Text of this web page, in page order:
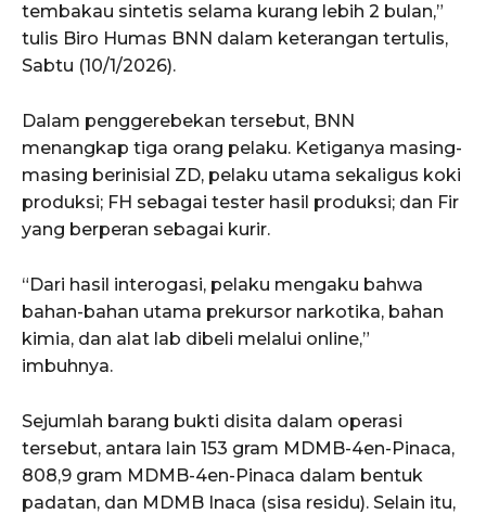
tembakau sintetis selama kurang lebih 2 bulan,”
tulis Biro Humas BNN dalam keterangan tertulis,
Sabtu (10/1/2026).
Dalam penggerebekan tersebut, BNN
menangkap tiga orang pelaku. Ketiganya masing-
masing berinisial ZD, pelaku utama sekaligus koki
produksi; FH sebagai tester hasil produksi; dan Fir
yang berperan sebagai kurir.
“Dari hasil interogasi, pelaku mengaku bahwa
bahan-bahan utama prekursor narkotika, bahan
kimia, dan alat lab dibeli melalui online,”
imbuhnya.
Sejumlah barang bukti disita dalam operasi
tersebut, antara lain 153 gram MDMB-4en-Pinaca,
808,9 gram MDMB-4en-Pinaca dalam bentuk
padatan, dan MDMB Inaca (sisa residu). Selain itu,